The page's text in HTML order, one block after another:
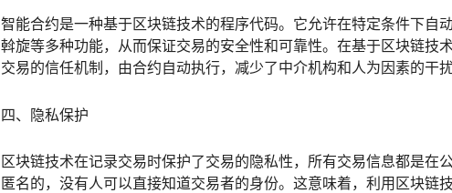
智能合约是一种基于区块链技术的程序代码。它允许在特定条件下自
斡旋等多种功能，从而保证交易的安全性和可靠性。在基于区块链技
交易的信任机制，由合约自动执行，减少了中介机构和人为因素的干扰
四、隐私保护
区块链技术在记录交易时保护了交易的隐私性，所有交易信息都是在
匿名的，没有人可以直接知道交易者的身份。这意味着，利用区块链